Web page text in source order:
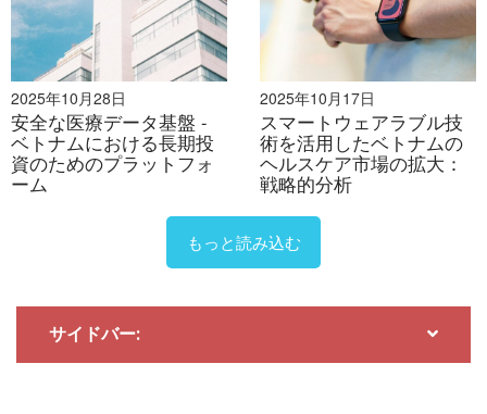
アは依然として小さく、公表されていませんが、小児科
クリニックと予防接種サービスを統合することで差別化
を図っています。この「オールインワン」モデルは、利
便性が高く、子供中心のヘルスケアソリューションを一
か所で求める親にとって魅力的です。
報道からビジネスチャンスへ
小児以外の未充足のワクチン接種ニーズ
ベトナムの拡大予防接種プログラム（EPI）は、小児に
人、高齢者を含む他の年齢層では依然として十分なサー
ビスが提供されていません。HPV、肺炎球菌、帯状疱
疹、季節性インフルエンザといった高価値ワクチンの接
2025年10月28日
安全な医療データ基盤 -
ベトナムにおける長期投
資のためのプラットフォ
ーム
2025年10月17日
スマートウェアラブル技
術を活用したベトナムの
ヘルスケア市場の拡大：
戦略的分析
もっと読み込む
サイドバー: